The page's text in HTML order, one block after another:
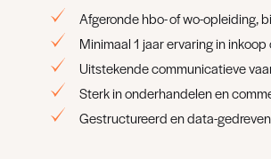
Afgeronde hbo- of wo-opleiding,
Minimaal 1 jaar ervaring in
Uitstekende communicatieve
Sterk in onderhandelen en
Gestructureerd en data-